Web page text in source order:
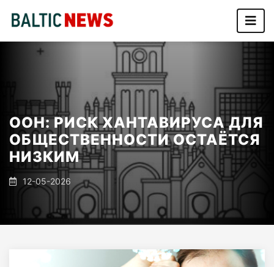
ООН: РИСК ХАНТАВИРУСА ДЛЯ
ОБЩЕСТВЕННОСТИ ОСТАЁТСЯ
НИЗКИМ
12-05-2026